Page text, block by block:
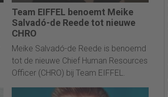
Team EIFFEL benoemt Meike
Salvadó-de Reede tot nieuwe
CHRO
Meike Salvadó-de Reede is benoemd
tot de nieuwe Chief Human Resources
Officer (CHRO) bij Team EIFFEL.